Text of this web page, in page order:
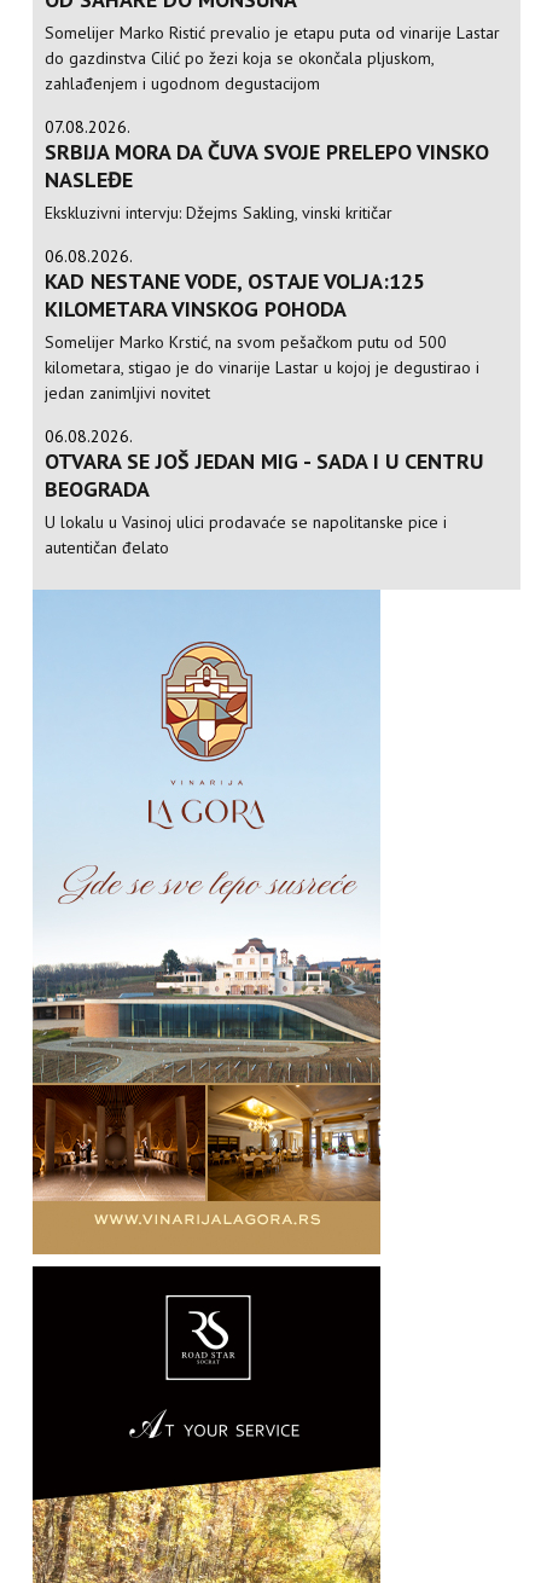
Somelijer Marko Ristić prevalio je etapu puta od vinarije Lastar
do gazdinstva Cilić po žezi koja se okončala pljuskom,
zahlađenjem i ugodnom degustacijom
07.08.2026.
SRBIJA MORA DA ČUVA SVOJE PRELEPO VINSKO
NASLEĐE
Ekskluzivni intervju: Džejms Sakling, vinski kritičar
06.08.2026.
KAD NESTANE VODE, OSTAJE VOLJA:125
KILOMETARA VINSKOG POHODA
Somelijer Marko Krstić, na svom pešačkom putu od 500
kilometara, stigao je do vinarije Lastar u kojoj je degustirao i
jedan zanimljivi novitet
06.08.2026.
OTVARA SE JOŠ JEDAN MIG - SADA I U CENTRU
BEOGRADA
U lokalu u Vasinoj ulici prodavaće se napolitanske pice i
autentičan đelato